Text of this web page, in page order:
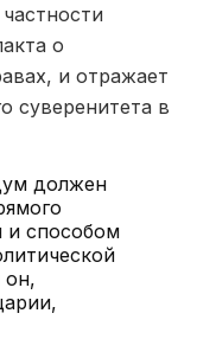
о
и отражает
суверенитета в
должен
и способом
он,